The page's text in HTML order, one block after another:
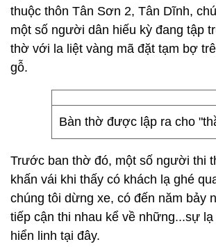
thuộc thôn Tân Sơn 2, Tân Dĩnh,
một số người dân hiếu kỳ đang tập
thờ với la liệt vàng mã đặt tạm bợ
gỗ.
Bàn thờ được lập ra cho
Trước ban thờ đó, một số người thi
khấn vái khi thấy có khách lạ ghé
chúng tôi dừng xe, có đến năm bảy
tiếp cận thi nhau kể về những...sự lạ
hiển linh tại đây.